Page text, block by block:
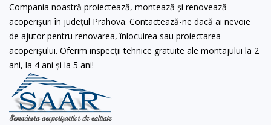
Compania noastră proiectează, montează și renovează
acoperișuri în județul Prahova. Contactează-ne dacă ai nevoie
de ajutor pentru renovarea, înlocuirea sau proiectarea
acoperișului. Oferim inspecții tehnice gratuite ale montajului la 2
ani, la 4 ani și la 5 ani!